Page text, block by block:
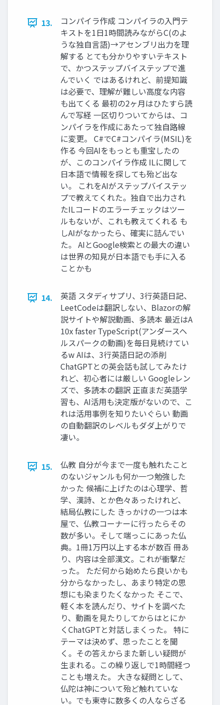
13.
コンパイラ作成 コンパイラの入門テ
キストを1日1時間読みながらC(のよ
うな独自言語)→アセンブリ出力を理
解する とても分かりやすいテキスト
で、かつステップバイステップで進
んでいく ではあるけれど、前提知識
は必要で、理解が難しい高度な内容
も出てくる 最初の2ヶ月はひたすら読
んで写経 一区切りついてからは、コ
ンパイラを作成にあたって独自路線
に変更。 C#でC#コンパイラ(MSIL)を
作る 今回AIをもっとも重宝したの
が、このコンパイラ作成 ILに関して
日本語で情報を探しても殆ど出な
い。 これをAIがステップバイステッ
プで教えてくれた。独自で出力され
たILコードのエラーチェックはツー
ルもないが、これも教えてくれる も
しAIがなかったら、確実に詰んでい
た。 AIとGoogle検索との最大の違い
は世界の知見が日本語でも手に入る
ことかも
14.
英語 スタディサプリ、3行英語日記、
LeetCodeは翻訳しない、Blazorの解
説サイトや解説動画、多読本 最近はA
10x faster TypeScript(アンダースヘ
ルスパークの動画)を毎日見続けてい
るw AIは、3行英語日記の添削
ChatGPTとの英会話も試してみたけ
れど、初心者には厳しい Googleレン
ズで、多読本の翻訳 正直まだ英語学
習も、AI活用も決定版がないので、こ
れは活用事例を知りたいぐらい 動画
の自動翻訳のレベルもダダ上がりで
凄い。
15.
仏教 自分が今まで一度も触れたこと
のないジャンルも何か一つ勉強した
かった 候補に上げたのは心理学、哲
学、漢詩、とか色々あったけれど、
結局仏教にした きっかけの一つは本
屋で、仏教コーナーに行ったらその
数が多い。そして端っこにあった仏
典。1冊1万円以上する本が数百 冊あ
り、内容は全部漢文。これが衝撃だ
った。 ただ何から始めたら良いかも
分からなかったし、あまり特定の思
想にも染まりたくなかった そこで、
軽く本を読んだり、サイトを調べた
り、動画を見たりしてからはとにか
くChatGPTと対話しまくった。 特に
テーマは決めず、思ったことを聞
く。その答えからまた新しい疑問が
生まれる。この繰り返しで1時間経つ
ことも増えた。 大きな疑問として、
仏陀は神について殆ど触れていな
い。でも東寺に数多くの人ならざる